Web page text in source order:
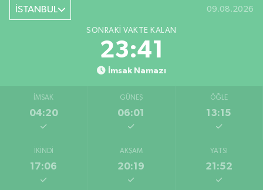
İSTANBUL 09.08.2026
SONRAKI VAKTE KALAN
23:40
İmsak Namazı
İMSAK
04:20
GÜNEŞ
06:01
ÖĞLE
13:15
İKINDI
17:06
AKŞAM
20:19
YATSI
21:52